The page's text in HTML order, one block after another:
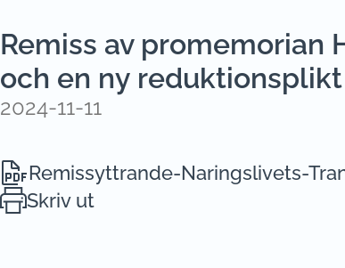
Remiss av promemorian
och en ny reduktionsplikt
2024-11-11
Remissyttrande-Naringslivets-
Skriv ut